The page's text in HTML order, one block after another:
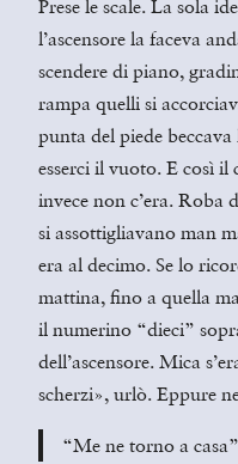
Prese le scale. La sola
l’ascensore la faceva
scendere di piano,
rampa quelli si
punta del piede
esserci il vuoto. E così il
invece non c’era. Roba
si assottigliavano man
era al decimo. Se lo
mattina, fino a quella
il numerino “dieci”
dell’ascensore. Mica
scherzi», urlò. Eppure
“Me ne torno a